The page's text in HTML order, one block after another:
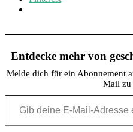
Entdecke mehr von
Melde dich für ein Abonnement
Mail zu
Gib deine E-Mail-Adresse ein ...